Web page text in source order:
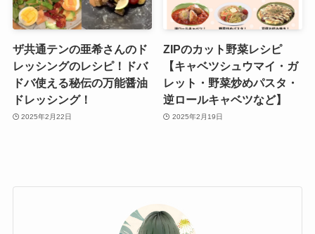
ザ共通テンの亜希さんのド
レッシングのレシピ！ドバ
ドバ使える秘伝の万能醤油
ドレッシング！
2025年2月22日
ZIPのカット野菜レシピ
【キャベツシュウマイ・ガ
レット・野菜炒めパスタ・
逆ロールキャベツなど】
2025年2月19日